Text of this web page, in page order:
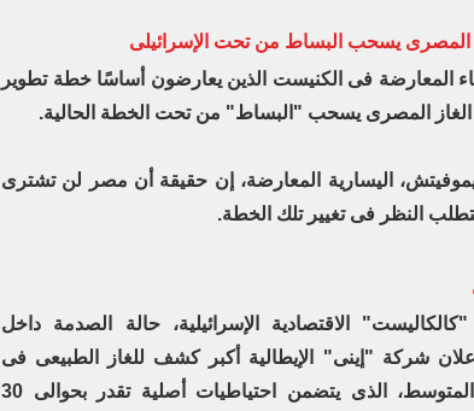
المصرى يسحب البساط من تحت الإسرائيلى
المعارضة فى الكنيست الذين يعارضون أساسًا خطة تطوير
الغاز المصرى يسحب "البساط" من تحت الخطة الحالية.
اليسارية المعارضة، إن حقيقة أن مصر لن تشترى
النظر فى تغيير تلك الخطة.
الاقتصادية الإسرائيلية، حالة الصدمة داخل
شركة "إينى" الإيطالية أكبر كشف للغاز الطبيعى فى
المياه العميقة بالبحر المتوسط، الذى يتضمن احتياطيات أصلية تقدر بحوالى 30